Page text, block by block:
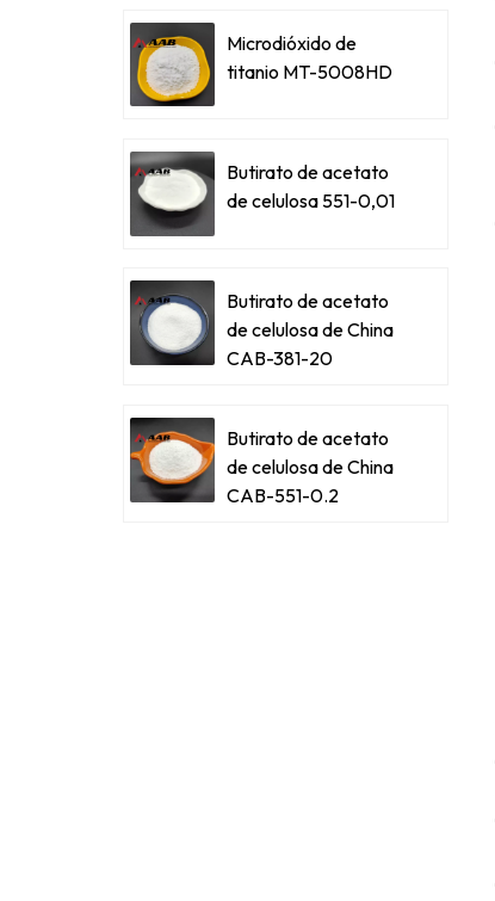
Microdióxido de
titanio MT-5008HD
Butirato de acetato
de celulosa 551-0,01
Butirato de acetato
de celulosa de China
CAB-381-20
Butirato de acetato
de celulosa de China
CAB-551-0.2